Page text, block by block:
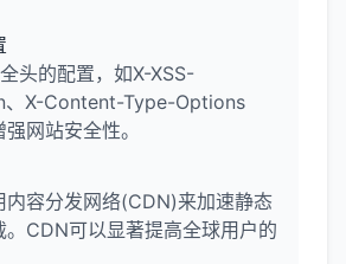
头的配置，如X-XSS-
X-Content-Type-Options
网站安全性。
内容分发网络(CDN)来加速静态
。CDN可以显著提高全球用户的